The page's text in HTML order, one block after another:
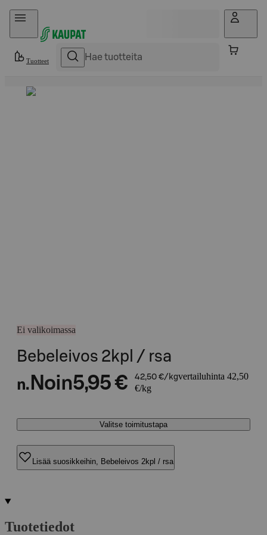
Hyppää sisältöön
Tuotteet
Ei valikoimassa
Bebeleivos 2kpl / rsa
n. Noin5,95 € 42,50 €/kgvertailuhinta 42,50
€/kg
Valitse toimitustapa
Lisää suosikkeihin, Bebeleivos 2kpl / rsa
Tuotetiedot